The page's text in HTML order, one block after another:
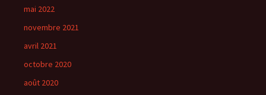
mai 2022
novembre 2021
avril 2021
octobre 2020
août 2020